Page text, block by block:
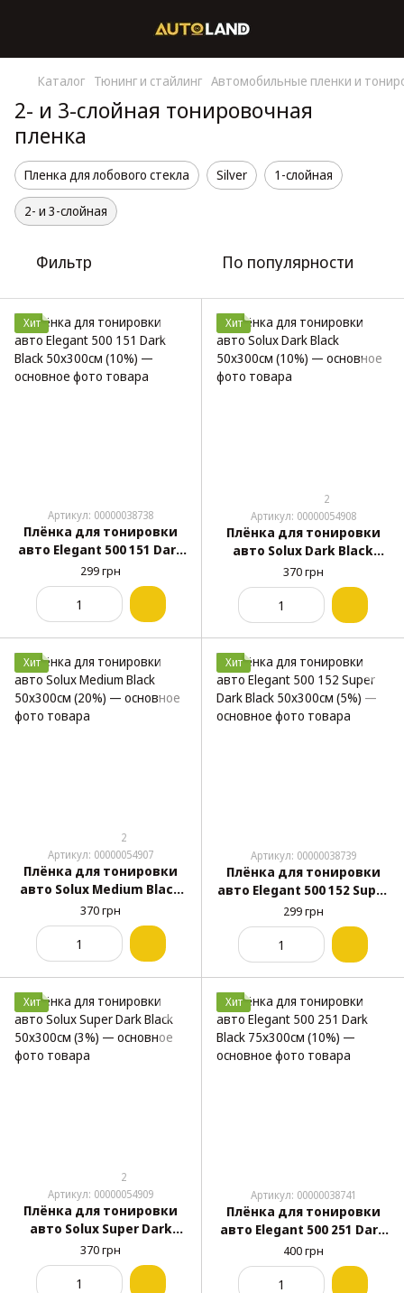
Каталог Тюнинг и стайлинг Автомобильные пленки и
2- и 3-слойная тонировочная
пленка
Пленка для лобового стекла Silver 1-слойная
2- и 3-слойная
Фильтр По популярности
Хит
Артикул: 00000038738
Плёнка для тонировки
авто Elegant 500 151 Dark
Black 50х300см (10%)
299 грн
Хит
2
Артикул: 00000054908
Плёнка для тонировки
авто Solux Dark Black
50х300см (10%)
370 грн
Хит
2
Артикул: 00000054907
Плёнка для тонировки
авто Solux Medium Black
50х300см (20%)
370 грн
Хит
Артикул: 00000038739
Плёнка для тонировки
авто Elegant 500 152 Super
Dark Black 50х300см (5%)
299 грн
Хит
2
Артикул: 00000054909
Плёнка для тонировки
авто Solux Super Dark
Black 50х300см (3%)
370 грн
Хит
Артикул: 00000038741
Плёнка для тонировки
авто Elegant 500 251 Dark
Black 75х300см (10%)
400 грн